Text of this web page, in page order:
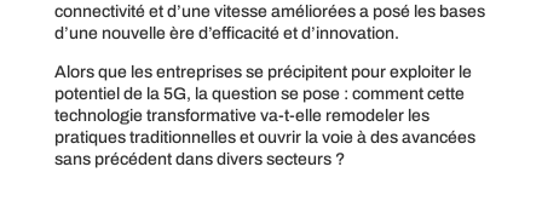
connectivité et d’une vitesse améliorées a posé les bases
d’une nouvelle ère d’efficacité et d’innovation.
Alors que les entreprises se précipitent pour exploiter le
potentiel de la 5G, la question se pose : comment cette
technologie transformative va-t-elle remodeler les
pratiques traditionnelles et ouvrir la voie à des avancées
sans précédent dans divers secteurs ?